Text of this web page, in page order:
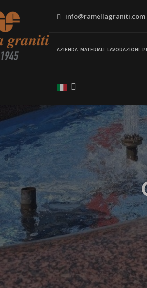
info@ramellagraniti.com
AZIENDA MATERIALI LAVORAZIONI